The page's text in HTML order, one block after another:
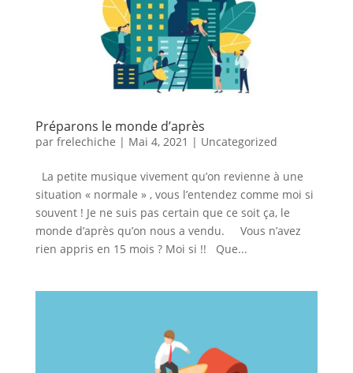
Préparons le monde d’après
par frelechiche | Mai 4, 2021 | Uncategorized
La petite musique vivement qu’on revienne à une
situation « normale » , vous l’entendez comme moi si
souvent ! Je ne suis pas certain que ce soit ça, le
monde d’après qu’on nous a vendu. Vous n’avez
rien appris en 15 mois ? Moi si !! Que...